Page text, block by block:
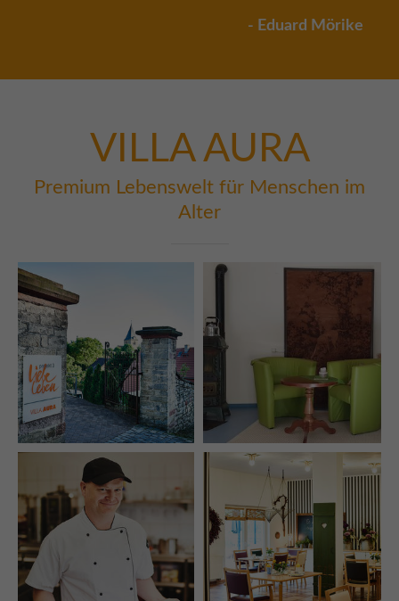
- Eduard Mörike
VILLAAURA
Premium Lebenswelt für Menschen im
Alter